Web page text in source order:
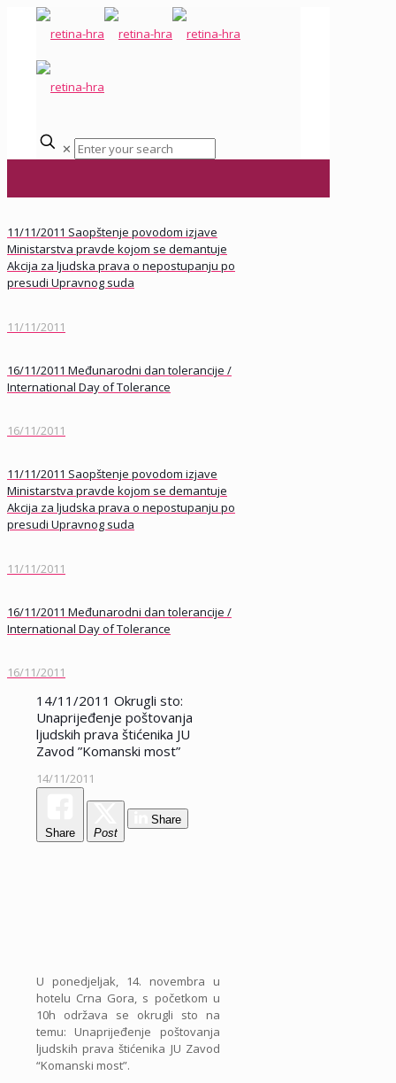
✕
11/11/2011 Saopštenje povodom izjave
Ministarstva pravde kojom se demantuje
Akcija za ljudska prava o nepostupanju po
presudi Upravnog suda
11/11/2011
16/11/2011 Međunarodni dan tolerancije /
International Day of Tolerance
16/11/2011
11/11/2011 Saopštenje povodom izjave
Ministarstva pravde kojom se demantuje
Akcija za ljudska prava o nepostupanju po
presudi Upravnog suda
11/11/2011
16/11/2011 Međunarodni dan tolerancije /
International Day of Tolerance
16/11/2011
14/11/2011 Okrugli sto:
Unaprijeđenje poštovanja
ljudskih prava štićenika JU
Zavod ”Komanski most”
14/11/2011
Share Post
Share
U ponedjeljak, 14. novembra u
hotelu Crna Gora, s početkom u
10h održava se okrugli sto na
temu: Unaprijeđenje poštovanja
ljudskih prava štićenika JU Zavod
“Komanski most”.